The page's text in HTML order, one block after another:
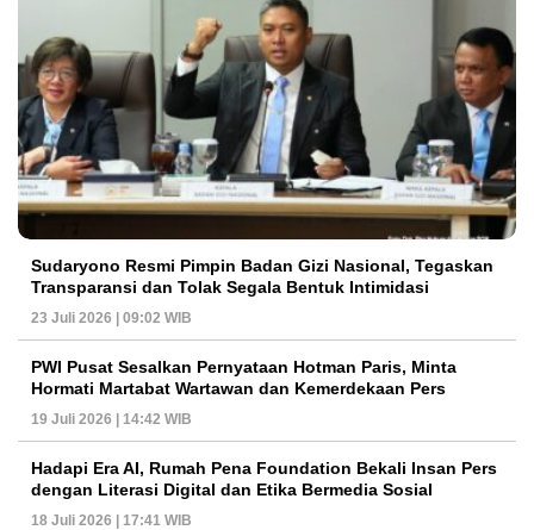
Sudaryono Resmi Pimpin Badan Gizi Nasional, Tegaskan
Transparansi dan Tolak Segala Bentuk Intimidasi
23 Juli 2026 | 09:02 WIB
PWI Pusat Sesalkan Pernyataan Hotman Paris, Minta
Hormati Martabat Wartawan dan Kemerdekaan Pers
19 Juli 2026 | 14:42 WIB
Hadapi Era AI, Rumah Pena Foundation Bekali Insan Pers
dengan Literasi Digital dan Etika Bermedia Sosial
18 Juli 2026 | 17:41 WIB